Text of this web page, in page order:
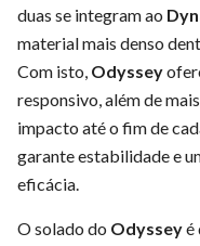
duas se integram ao
material mais denso
Com isto, Odyssey
responsivo, além de
impacto até o fim de
garante estabilidade e
eficácia.
O solado do Odysseyé